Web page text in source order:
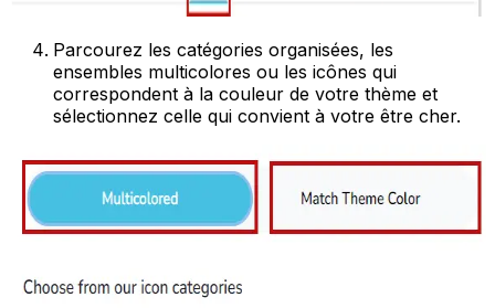
Parcourez les catégories organisées, les
ensembles multicolores ou les icônes qui
correspondent à la couleur de votre thème et
sélectionnez celle qui convient à votre être cher.